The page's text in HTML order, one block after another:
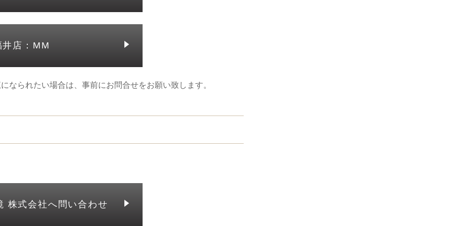
井店：MM
なられたい場合は、事前にお問合せをお願い致します。
株式会社へ問い合わせ